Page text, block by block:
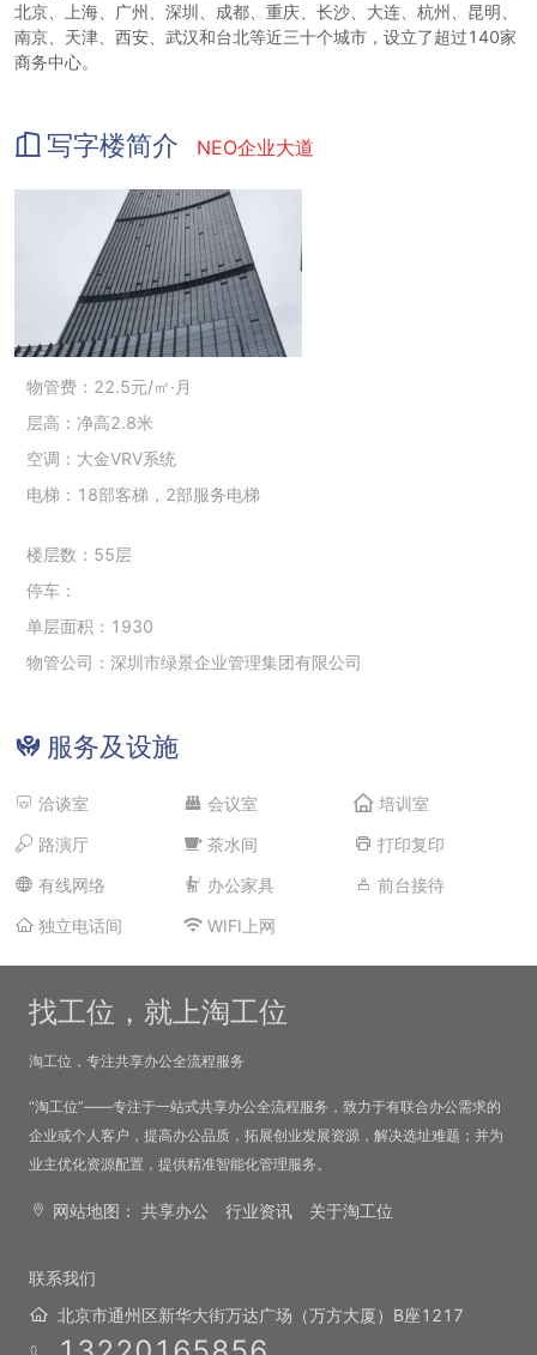
北京、上海、广州、深圳、成都、重庆、长沙、大连、杭州、昆明、
南京、天津、西安、武汉和台北等近三十个城市，设立了超过140家
商务中心。
写字楼简介 NEO企业大道
物管费：22.5元/㎡·月
层高：净高2.8米
空调：大金VRV系统
电梯：18部客梯，2部服务电梯
楼层数：55层
停车：
单层面积：1930
物管公司：深圳市绿景企业管理集团有限公司
服务及设施
洽谈室 会议室
培训室
路演厅
茶水间
打印复印
有线网络
办公家具
前台接待
独立电话间
WIFI上网
找工位，就上淘工位
淘工位，专注共享办公全流程服务
“淘工位”——专注于一站式共享办公全流程服务，致力于有联合办公需求的
企业或个人客户，提高办公品质，拓展创业发展资源，解决选址难题；并为
业主优化资源配置，提供精准智能化管理服务。
网站地图： 共享办公 行业资讯 关于淘工位
联系我们
北京市通州区新华大街万达广场（万方大厦）B座1217